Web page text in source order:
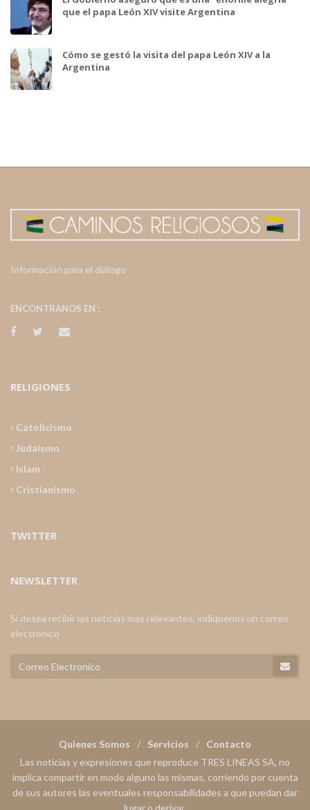
que el papa León XIV visite Argentina
Cómo se gestó la visita del papa León XIV a la
Argentina
Información para el diálogo
ENCONTRANOS EN :
RELIGIONES
Catolicismo
Judaismo
Islam
Cristianismo
TWITTER
NEWSLETTER
Si desea recibir las noticias mas relevantes, indiquenos un correo
electronico
Quienes Somos Servicios
Contacto
Las noticias y expresiones que reproduce TRES LINEAS SA, no
implica compartir en modo alguno las mismas, corriendo por cuenta
de sus autores las eventuales responsabilidades a que puedan dar